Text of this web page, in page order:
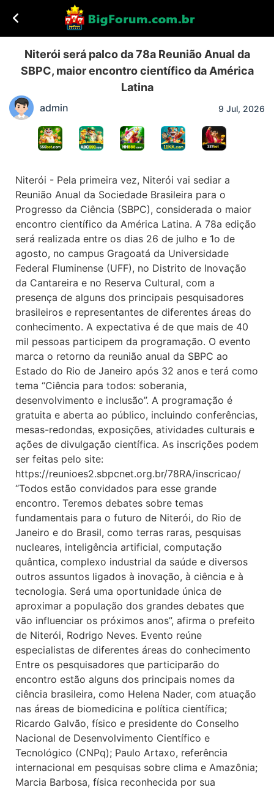
Niterói será palco da 78a Reunião Anual da
SBPC, maior encontro científico da América
Latina
admin 9 Jul, 2026
Niterói - Pela primeira vez, Niterói vai sediar a
Reunião Anual da Sociedade Brasileira para o
Progresso da Ciência (SBPC), considerada o maior
encontro científico da América Latina. A 78a edição
será realizada entre os dias 26 de julho e 1o de
agosto, no campus Gragoatá da Universidade
Federal Fluminense (UFF), no Distrito de Inovação
da Cantareira e no Reserva Cultural, com a
presença de alguns dos principais pesquisadores
brasileiros e representantes de diferentes áreas do
conhecimento. A expectativa é de que mais de 40
mil pessoas participem da programação. O evento
marca o retorno da reunião anual da SBPC ao
Estado do Rio de Janeiro após 32 anos e terá como
tema “Ciência para todos: soberania,
desenvolvimento e inclusão”. A programação é
gratuita e aberta ao público, incluindo conferências,
mesas-redondas, exposições, atividades culturais e
ações de divulgação científica. As inscrições podem
ser feitas pelo site:
https://reunioes2.sbpcnet.org.br/78RA/inscricao/
“Todos estão convidados para esse grande
encontro. Teremos debates sobre temas
fundamentais para o futuro de Niterói, do Rio de
Janeiro e do Brasil, como terras raras, pesquisas
nucleares, inteligência artificial, computação
quântica, complexo industrial da saúde e diversos
outros assuntos ligados à inovação, à ciência e à
tecnologia. Será uma oportunidade única de
aproximar a população dos grandes debates que
vão influenciar os próximos anos”, afirma o prefeito
de Niterói, Rodrigo Neves. Evento reúne
especialistas de diferentes áreas do conhecimento
Entre os pesquisadores que participarão do
encontro estão alguns dos principais nomes da
ciência brasileira, como Helena Nader, com atuação
nas áreas de biomedicina e política científica;
Ricardo Galvão, físico e presidente do Conselho
Nacional de Desenvolvimento Científico e
Tecnológico (CNPq); Paulo Artaxo, referência
internacional em pesquisas sobre clima e Amazônia;
Marcia Barbosa, física reconhecida por sua